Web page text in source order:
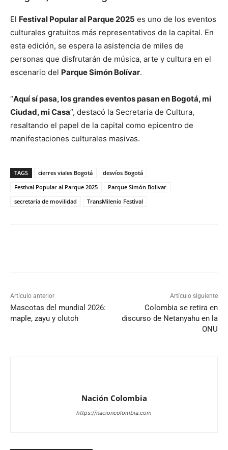
El Festival Popular al Parque 2025 es uno de los eventos
culturales gratuitos más representativos de la capital. En
esta edición, se espera la asistencia de miles de
personas que disfrutarán de música, arte y cultura en el
escenario del Parque Simón Bolívar.
“Aquí sí pasa, los grandes eventos pasan en Bogotá, mi
Ciudad, mi Casa”, destacó la Secretaría de Cultura,
resaltando el papel de la capital como epicentro de
manifestaciones culturales masivas.
TAGS cierres viales Bogotá
desvíos Bogotá
Festival Popular al Parque 2025
Parque Simón Bolivar
secretaria de movilidad
TransMilenio Festival
Artículo anterior
Mascotas del mundial 2026:
maple, zayu y clutch
Artículo siguiente
Colombia se retira en
discurso de Netanyahu en la
ONU
Nación Colombia
https://nacioncolombia.com